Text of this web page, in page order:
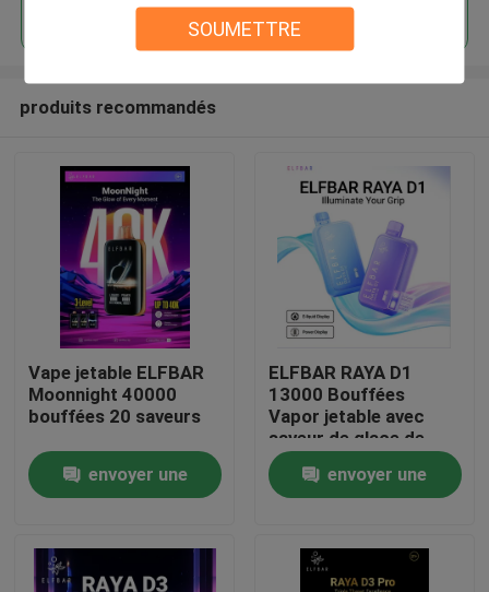
SOUMETTRE
Aperçu
Vidéos
produits recommandés
Vape jetable ELFBAR
Moonnight 40000
bouffées 20 saveurs
envoyer une
ELFBAR RAYA D1
13000 Bouffées
Vapor jetable avec
saveur de glace de
bleuets
envoyer une